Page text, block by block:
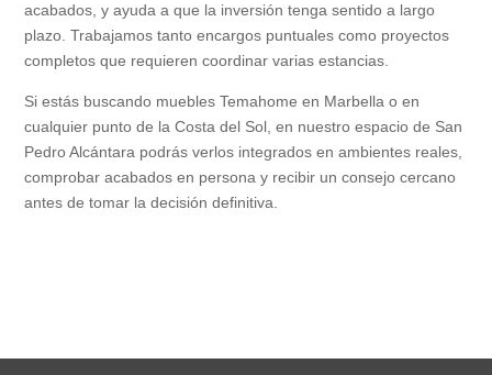
acabados, y ayuda a que la inversión tenga sentido a largo
plazo. Trabajamos tanto encargos puntuales como proyectos
completos que requieren coordinar varias estancias.
Si estás buscando muebles Temahome en Marbella o en
cualquier punto de la Costa del Sol, en nuestro espacio de San
Pedro Alcántara podrás verlos integrados en ambientes reales,
comprobar acabados en persona y recibir un consejo cercano
antes de tomar la decisión definitiva.